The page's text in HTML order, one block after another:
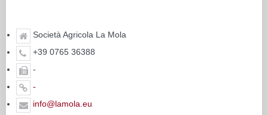
Società Agricola La Mola
+39 0765 36388
-
-
info@lamola.eu